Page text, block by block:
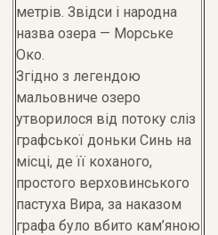
метрів. Звідси і народна
назва озера — Морське
Око.
Згідно з легендою
мальовниче озеро
утворилося від потоку сліз
графської доньки Синь на
місці, де її коханого,
простого верховинського
пастуха Вира, за наказом
графа було вбито кам’яною